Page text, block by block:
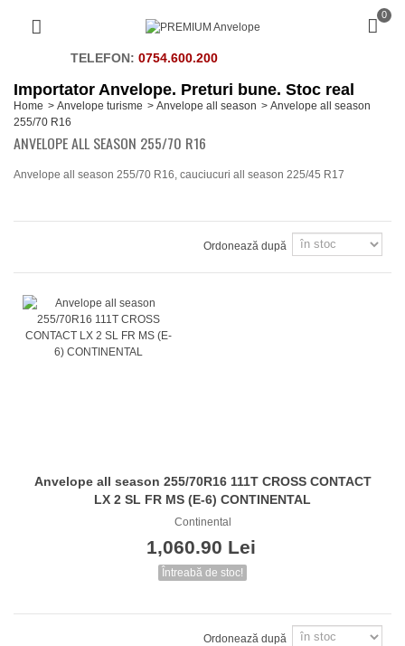
0
TELEFON: 0754.600.200
Importator Anvelope. Preturi bune. Stoc real
Home > Anvelope turisme > Anvelope all season > Anvelope all season
255/70 R16
ANVELOPE ALL SEASON 255/70 R16
Anvelope all season 255/70 R16, cauciucuri all season 225/45 R17
Ordonează după
Anvelope all season 255/70R16 111T CROSS CONTACT
LX 2 SL FR MS (E-6) CONTINENTAL
Continental
1,060.90 Lei
Întreabă de stoc!
Ordonează după